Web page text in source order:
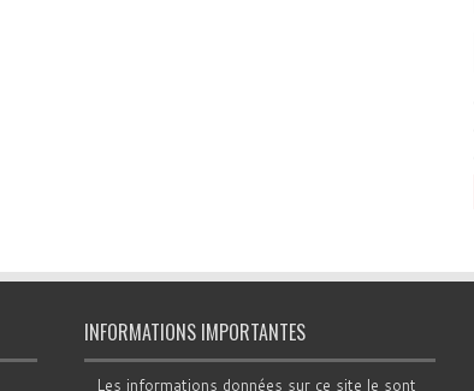
INFORMATIONS IMPORTANTES
Les informations données sur ce site le sont